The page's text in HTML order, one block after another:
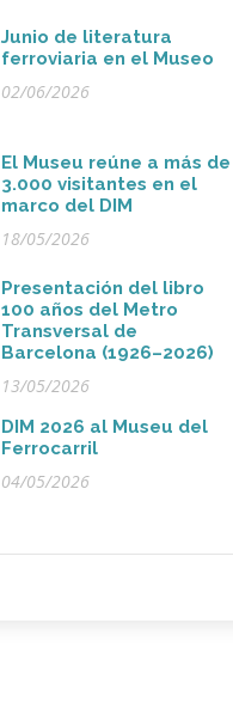
Junio de literatura
ferroviaria en el Museo
02/06/2026
El Museu reúne a más de
3.000 visitantes en el
marco del DIM
18/05/2026
Presentación del libro
100 años del Metro
Transversal de
Barcelona (1926–2026)
13/05/2026
DIM 2026 al Museu del
Ferrocarril
04/05/2026